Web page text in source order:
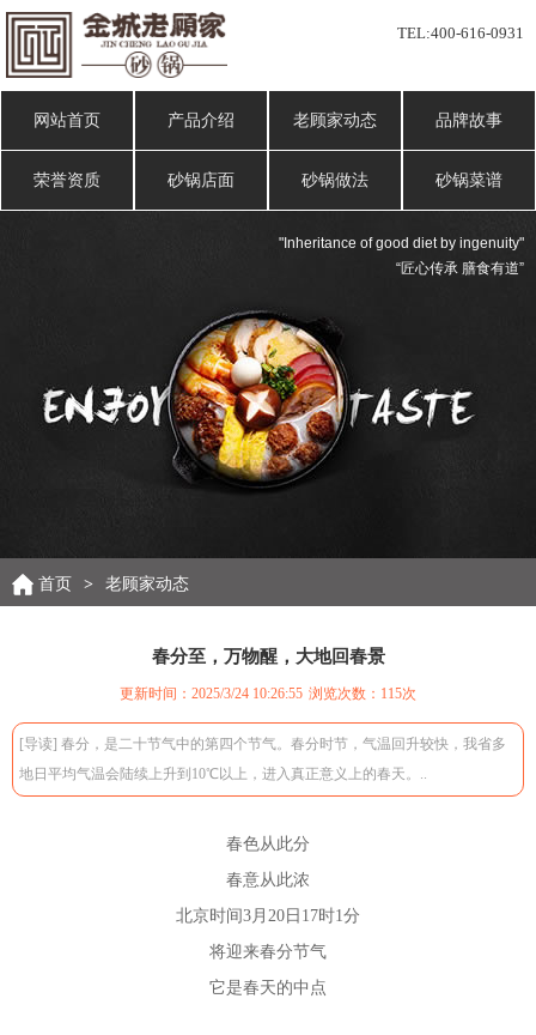
TEL:400-616-0931
网站首页 产品介绍 老顾家动态 品牌故事
荣誉资质 砂锅店面 砂锅做法 砂锅菜谱
"Inheritance of good diet by ingenuity"
“匠心传承 膳食有道”
首页 > 老顾家动态
春分至，万物醒，大地回春景
更新时间：2025/3/24 10:26:55 浏览次数： 115次
[导读] 春分，是二十节气中的第四个节气。春分时节，气温回升较快，我省多
地日平均气温会陆续上升到10℃以上，进入真正意义上的春天。..
春色从此分
春意从此浓
北京时间3月20日17时1分
将迎来春分节气
它是春天的中点